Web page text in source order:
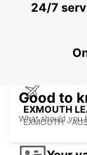
PORT
PORT
EXMOUTH
EXMOUTH -
24/7
Good to
What should you